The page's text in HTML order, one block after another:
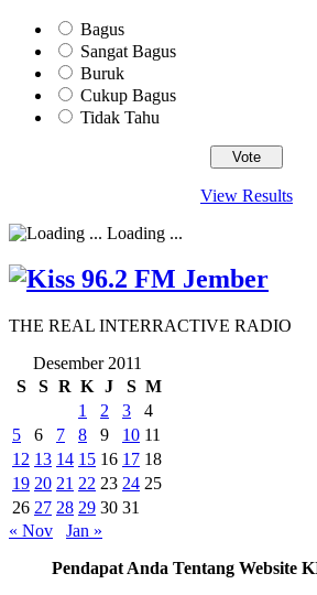
Bagus
Sangat Bagus
Buruk
Cukup Bagus
Tidak Tahu
View Results
Loading ...
THE REAL INTERRACTIVE RADIO
Desember 2011
S
S R K J S M
1
2 3
4
5
6 7 8 9 10 11
12 13 14 15 16 17 18
19 20 21 22 23 24 25
26 27 28 29 30 31
« Nov
Jan »
Pendapat Anda Tentang Website